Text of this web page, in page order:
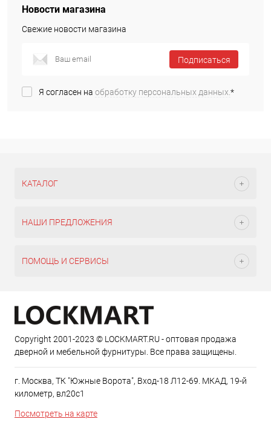
Новости магазина
Свежие новости магазина
Подписаться
Я согласен на обработку персональных данных.*
КАТАЛОГ
НАШИ ПРЕДЛОЖЕНИЯ
ПОМОЩЬ И СЕРВИСЫ
Copyright 2001-2023 © LOCKMART.RU - оптовая продажа
дверной и мебельной фурнитуры. Все права защищены.
г. Москва, ТК "Южные Ворота", Вход-18 Л12-69. МКАД, 19-й
километр, вл20с1
Посмотреть на карте